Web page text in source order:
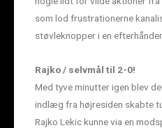
som lod frustrationerne
støvleknopper i en
Rajko / selvmål til 2-0!
Med tyve minutter igen blev
indlæg fra højresiden skabte
Rajko Lekic kunne via en